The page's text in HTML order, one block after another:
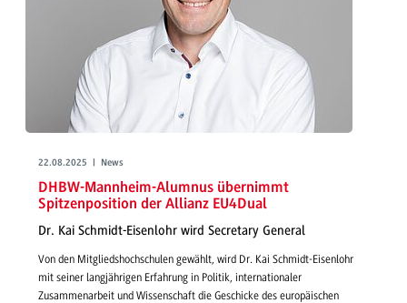
22.08.2025 | News
DHBW-Mannheim-Alumnus übernimmt
Spitzenposition der Allianz EU4Dual
Dr. Kai Schmidt-Eisenlohr wird Secretary General
Von den Mitgliedshochschulen gewählt, wird Dr. Kai Schmidt-Eisenlohr
mit seiner langjährigen Erfahrung in Politik, internationaler
Zusammenarbeit und Wissenschaft die Geschicke des europäischen